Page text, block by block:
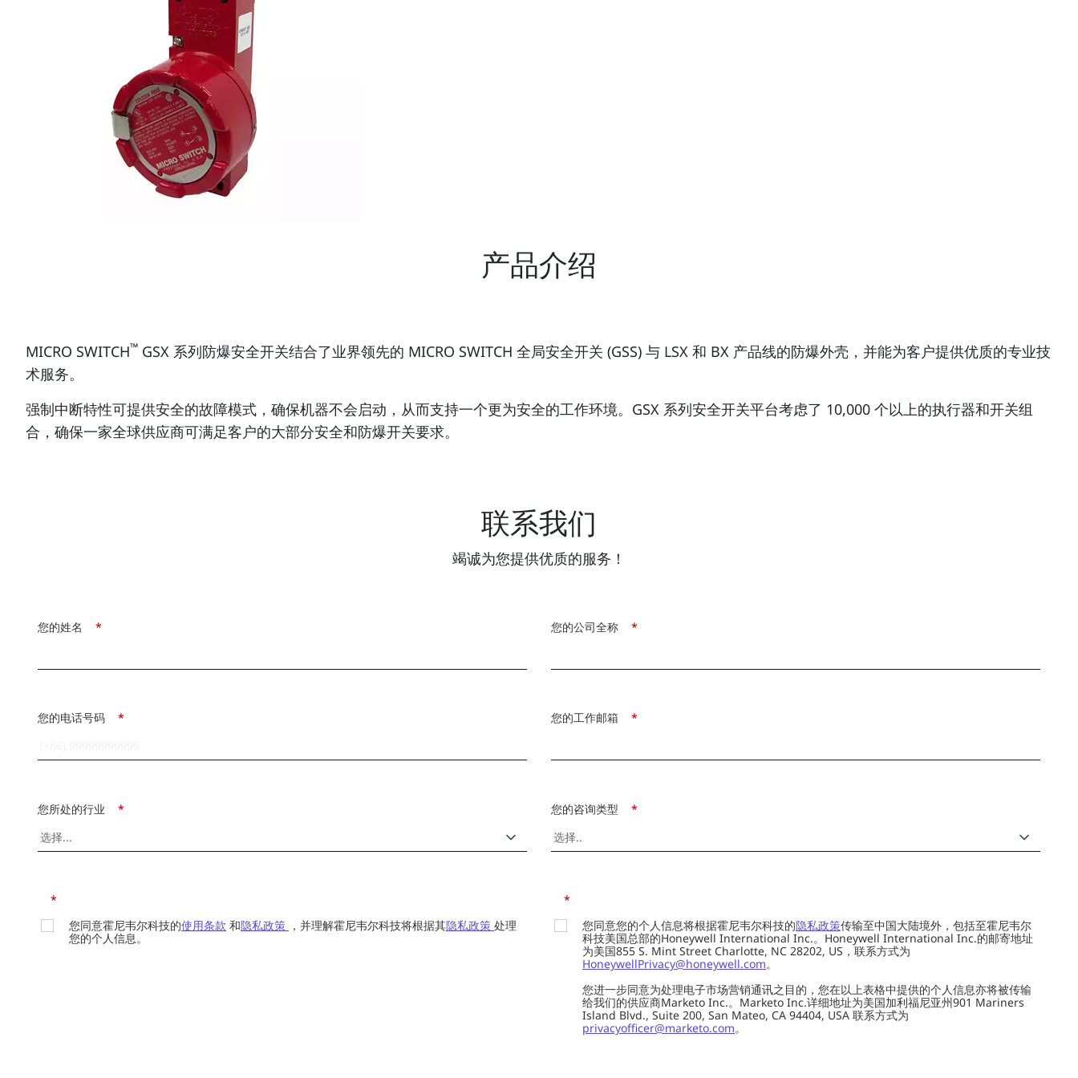
产品介绍
MICRO SWITCH™ GSX 系列防爆安全开关结合了业界领先的 MICRO SWITCH 全局安全开关 (GSS) 与 LSX 和 BX 产品线的防爆外壳，并能为客户提供优质的专业技
术服务。
强制中断特性可提供安全的故障模式，确保机器不会启动，从而支持一个更为安全的工作环境。GSX 系列安全开关平台考虑了 10,000 个以上的执行器和开关组
合，确保一家全球供应商可满足客户的大部分安全和防爆开关要求。
联系我们
竭诚为您提供优质的服务！
*
您的姓名 *
您的公司全称
*
您的电话号码 *
您的工作邮箱
*
您所处的行业 *
您的咨询类型
*
您同意霍尼韦尔科技的使用条款 和隐私政策 ，并理解霍尼韦尔科技将根据其隐私政策 处理
您的个人信息。
*
您同意您的个人信息将根据霍尼韦尔科技的隐私政策传输至中国大陆境外，包括至霍尼韦尔
科技美国总部的Honeywell International Inc.。Honeywell International Inc.的邮寄地址
为美国855 S. Mint Street Charlotte, NC 28202, US，联系方式为
HoneywellPrivacy@honeywell.com。
您进一步同意为处理电子市场营销通讯之目的，您在以上表格中提供的个人信息亦将被传输
给我们的供应商Marketo Inc.。Marketo Inc.详细地址为美国加利福尼亚州901 Mariners
Island Blvd., Suite 200, San Mateo, CA 94404, USA 联系方式为
privacyofficer@marketo.com。